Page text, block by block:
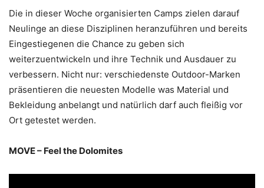
Die in dieser Woche organisierten Camps zielen darauf
Neulinge an diese Disziplinen heranzuführen und bereits
Eingestiegenen die Chance zu geben sich
weiterzuentwickeln und ihre Technik und Ausdauer zu
verbessern. Nicht nur: verschiedenste Outdoor-Marken
präsentieren die neuesten Modelle was Material und
Bekleidung anbelangt und natürlich darf auch fleißig vor
Ort getestet werden.
MOVE – Feel the Dolomites